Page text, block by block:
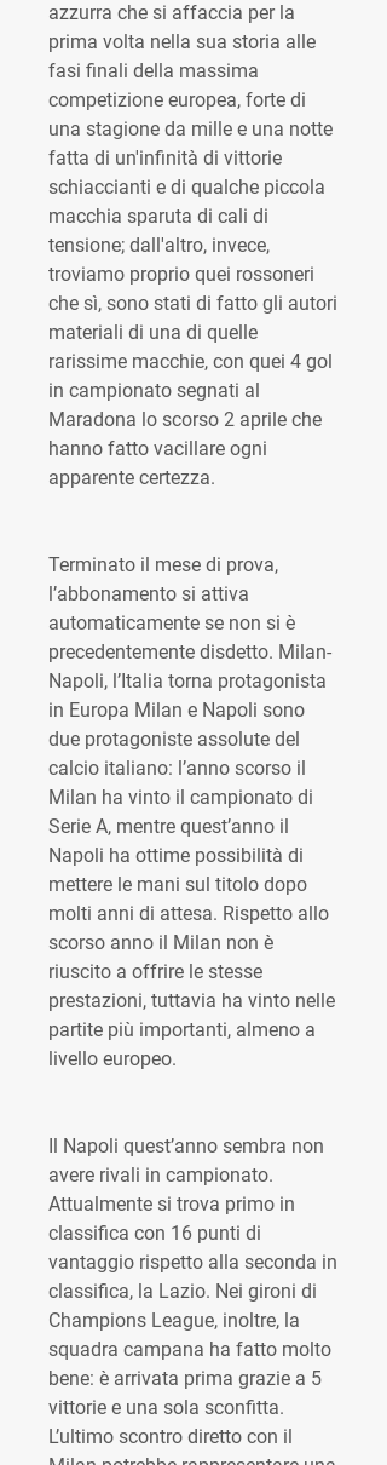
azzurra che si affaccia per la
prima volta nella sua storia alle
fasi finali della massima
competizione europea, forte di
una stagione da mille e una notte
fatta di un'infinità di vittorie
schiaccianti e di qualche piccola
macchia sparuta di cali di
tensione; dall'altro, invece,
troviamo proprio quei rossoneri
che sì, sono stati di fatto gli autori
materiali di una di quelle
rarissime macchie, con quei 4 gol
in campionato segnati al
Maradona lo scorso 2 aprile che
hanno fatto vacillare ogni
apparente certezza.
Terminato il mese di prova,
l’abbonamento si attiva
automaticamente se non si è
precedentemente disdetto. Milan-
Napoli, l’Italia torna protagonista
in Europa Milan e Napoli sono
due protagoniste assolute del
calcio italiano: l’anno scorso il
Milan ha vinto il campionato di
Serie A, mentre quest’anno il
Napoli ha ottime possibilità di
mettere le mani sul titolo dopo
molti anni di attesa. Rispetto allo
scorso anno il Milan non è
riuscito a offrire le stesse
prestazioni, tuttavia ha vinto nelle
partite più importanti, almeno a
livello europeo.
Il Napoli quest’anno sembra non
avere rivali in campionato.
Attualmente si trova primo in
classifica con 16 punti di
vantaggio rispetto alla seconda in
classifica, la Lazio. Nei gironi di
Champions League, inoltre, la
squadra campana ha fatto molto
bene: è arrivata prima grazie a 5
vittorie e una sola sconfitta.
L’ultimo scontro diretto con il